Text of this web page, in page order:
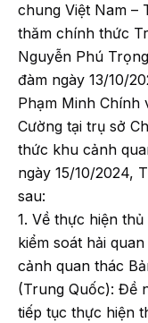
chung Việt Nam –
thăm chính thức
Nguyễn Phú
đàm ngày 13/10/
Phạm Minh Chính
Cường tại trụ sở
thức khu cảnh
ngày 15/10/2024,
sau:
1. Về thực hiện
kiểm soát hải
cảnh quan thác
(Trung Quốc): Đề
tiếp tục thực hiện